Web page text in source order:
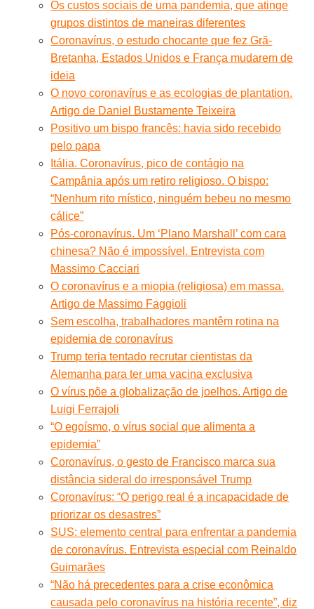
Os custos sociais de uma pandemia, que atinge
grupos distintos de maneiras diferentes
Coronavírus, o estudo chocante que fez Grã-
Bretanha, Estados Unidos e França mudarem de
ideia
O novo coronavírus e as ecologias de plantation.
Artigo de Daniel Bustamente Teixeira
Positivo um bispo francês: havia sido recebido
pelo papa
Itália. Coronavírus, pico de contágio na
Campânia após um retiro religioso. O bispo:
“Nenhum rito místico, ninguém bebeu no mesmo
cálice”
Pós-coronavírus. Um ‘Plano Marshall’ com cara
chinesa? Não é impossível. Entrevista com
Massimo Cacciari
O coronavírus e a miopia (religiosa) em massa.
Artigo de Massimo Faggioli
Sem escolha, trabalhadores mantêm rotina na
epidemia de coronavírus
Trump teria tentado recrutar cientistas da
Alemanha para ter uma vacina exclusiva
O vírus põe a globalização de joelhos. Artigo de
Luigi Ferrajoli
“O egoísmo, o vírus social que alimenta a
epidemia”
Coronavírus, o gesto de Francisco marca sua
distância sideral do irresponsável Trump
Coronavírus: “O perigo real é a incapacidade de
priorizar os desastres”
SUS: elemento central para enfrentar a pandemia
de coronavírus. Entrevista especial com Reinaldo
Guimarães
“Não há precedentes para a crise econômica
causada pelo coronavírus na história recente”, diz